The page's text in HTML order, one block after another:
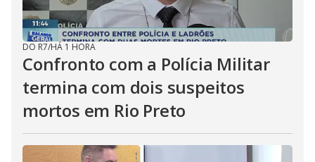
DO R7/HÁ 1 HORA
Confronto com a Polícia Militar
termina com dois suspeitos
mortos em Rio Preto